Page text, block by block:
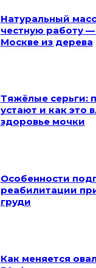
Натуральный
честную работу
Москве из дерева
Тяжёлые серьги:
устают и как это
здоровье мочки
Особенности
реабилитации
груди
Как меняется